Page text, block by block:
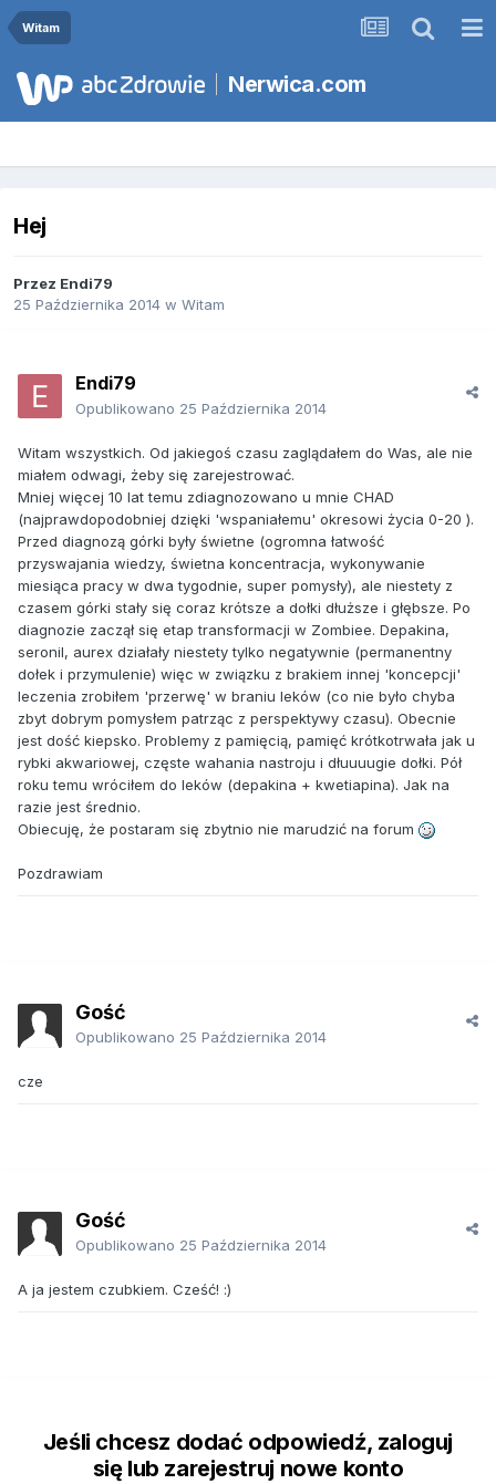
Witam
Nerwica.com
Hej
Przez Endi79
25 Października 2014 w Witam
Endi79
Opublikowano 25 Października 2014
Witam wszystkich. Od jakiegoś czasu zaglądałem do Was, ale nie
miałem odwagi, żeby się zarejestrować.
Mniej więcej 10 lat temu zdiagnozowano u mnie CHAD
(najprawdopodobniej dzięki 'wspaniałemu' okresowi życia 0-20 ).
Przed diagnozą górki były świetne (ogromna łatwość
przyswajania wiedzy, świetna koncentracja, wykonywanie
miesiąca pracy w dwa tygodnie, super pomysły), ale niestety z
czasem górki stały się coraz krótsze a dołki dłuższe i głębsze. Po
diagnozie zaczął się etap transformacji w Zombiee. Depakina,
seronil, aurex działały niestety tylko negatywnie (permanentny
dołek i przymulenie) więc w związku z brakiem innej 'koncepcji'
leczenia zrobiłem 'przerwę' w braniu leków (co nie było chyba
zbyt dobrym pomysłem patrząc z perspektywy czasu). Obecnie
jest dość kiepsko. Problemy z pamięcią, pamięć krótkotrwała jak u
rybki akwariowej, częste wahania nastroju i dłuuuugie dołki. Pół
roku temu wróciłem do leków (depakina + kwetiapina). Jak na
razie jest średnio.
Obiecuję, że postaram się zbytnio nie marudzić na forum
Pozdrawiam
Gość
Opublikowano 25 Października 2014
cze
Gość
Opublikowano 25 Października 2014
A ja jestem czubkiem. Cześć! :)
Jeśli chcesz dodać odpowiedź, zaloguj
się lub zarejestruj nowe konto